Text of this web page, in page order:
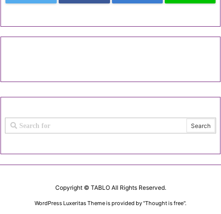
Copyright © TABLOAll Rights Reserved.
WordPress Luxeritas Theme is provided by "Thought is free".